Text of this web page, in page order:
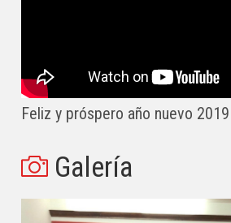
Feliz y próspero año nuevo 2019
Galería